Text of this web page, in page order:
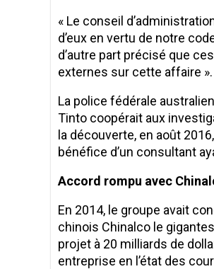
« Le conseil
d’eux en vertu de notre
d’autre part précisé que
externes sur cette affaire ».
La police fédérale
Tinto coopérait aux
la découverte, en août
bénéfice d’un consultant
Accord rompu avec
En 2014, le groupe avait
chinois Chinalco le
projet à 20 milliards de
entreprise en l’état des